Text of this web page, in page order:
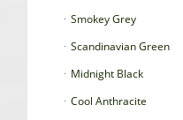
Smokey Grey
Scandinavian Green
Midnight Black
Cool Anthracite